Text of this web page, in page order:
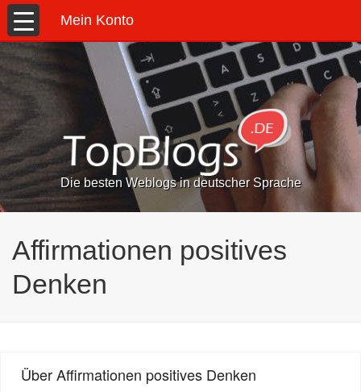
Mein Konto
Die besten Weblogs in deutscher Sprache
Affirmationen positives
Denken
Über Affirmationen positives Denken